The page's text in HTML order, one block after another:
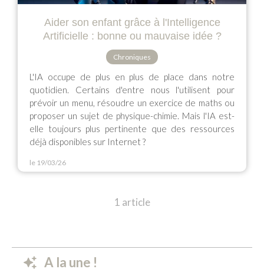
Aider son enfant grâce à l'Intelligence
Artificielle : bonne ou mauvaise idée ?
Chroniques
L'IA occupe de plus en plus de place dans notre
quotidien. Certains d'entre nous l'utilisent pour
prévoir un menu, résoudre un exercice de maths ou
proposer un sujet de physique-chimie. Mais l'IA est-
elle toujours plus pertinente que des ressources
déjà disponibles sur Internet ?
le 19/03/26
1 article
A la une !